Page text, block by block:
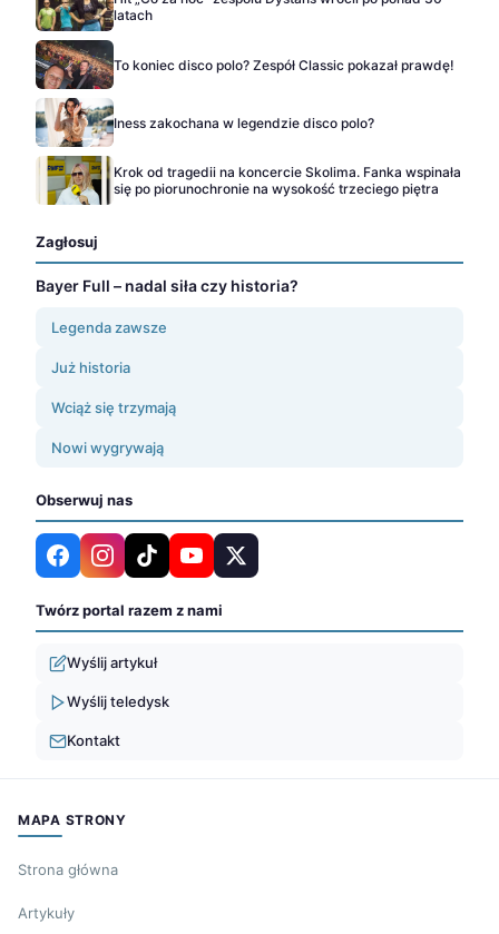
latach
To koniec disco polo? Zespół Classic pokazał prawdę!
Iness zakochana w legendzie disco polo?
Krok od tragedii na koncercie Skolima. Fanka wspinała
się po piorunochronie na wysokość trzeciego piętra
Zagłosuj
Bayer Full – nadal siła czy historia?
Legenda zawsze
Już historia
Wciąż się trzymają
Nowi wygrywają
Obserwuj nas
Twórz portal razem z nami
Wyślij artykuł
Wyślij teledysk
Kontakt
MAPA STRONY
Strona główna
Artykuły